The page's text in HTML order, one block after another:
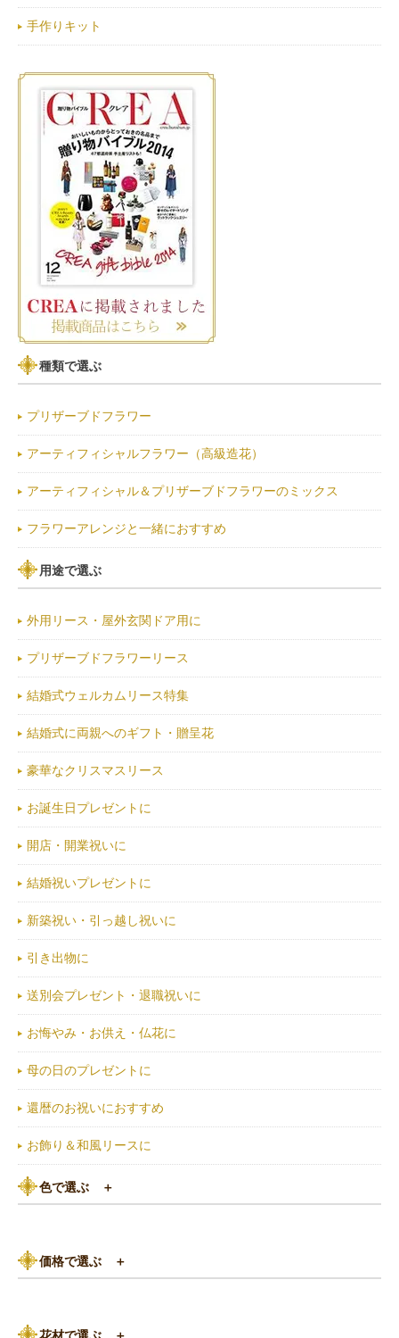
手作りキット
種類で選ぶ
プリザーブドフラワー
アーティフィシャルフラワー（高級造花）
アーティフィシャル＆プリザーブドフラワーのミックス
フラワーアレンジと一緒におすすめ
用途で選ぶ
外用リース・屋外玄関ドア用に
プリザーブドフラワーリース
結婚式ウェルカムリース特集
結婚式に両親へのギフト・贈呈花
豪華なクリスマスリース
お誕生日プレゼントに
開店・開業祝いに
結婚祝いプレゼントに
新築祝い・引っ越し祝いに
引き出物に
送別会プレゼント・退職祝いに
お悔やみ・お供え・仏花に
母の日のプレゼントに
還暦のお祝いにおすすめ
お飾り＆和風リースに
色で選ぶ ＋
黄色・オレンジ系
価格で選ぶ ＋
花材で選ぶ
＋